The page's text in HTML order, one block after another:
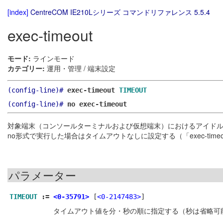
[index] CentreCOM IE210Lシリーズ コマンドリファレンス 5.5.4
exec-timeout
モード: ラインモード
カテゴリー: 運用・管理 / 端末設定
(config-line)# exec-timeout TIMEOUT
(config-line)# no exec-timeout
対象端末（コンソールターミナルおよび仮想端末）におけるアイド
no形式で実行した場合はタイムアウトなしに設定する（「exec-
パラメーター
TIMEOUT := <0-35791> [<0-2147483>]
タイムアウト値を分・秒の順に指定する（秒は省略